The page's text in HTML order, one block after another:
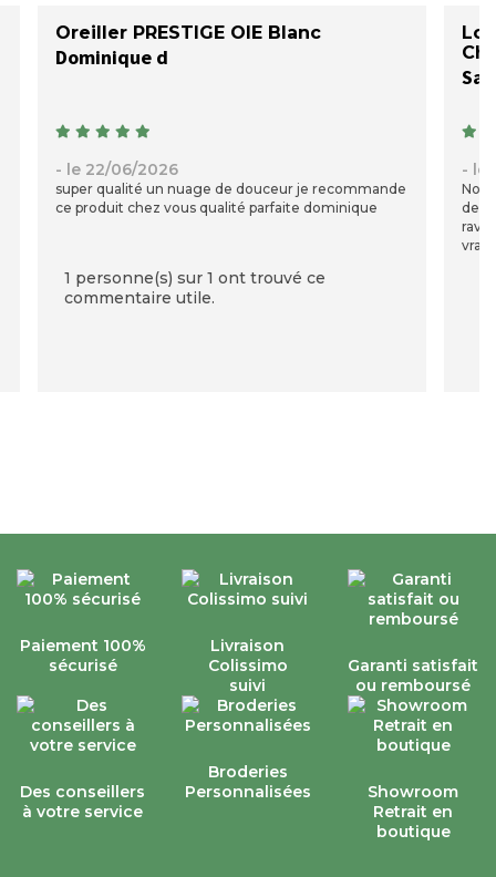
Oreiller PRESTIGE OIE Blanc
Dominique d
- le 22/06/2026
super qualité un nuage de douceur je recommande
ce produit chez vous qualité parfaite dominique
1 personne(s) sur 1 ont trouvé ce
commentaire utile.
Lot
- le
Paiement 100%
sécurisé
Livraison
Colissimo
suivi
Garanti satisfait
ou remboursé
Des conseillers
à votre service
Broderies
Personnalisées
Showroom
Retrait en
boutique